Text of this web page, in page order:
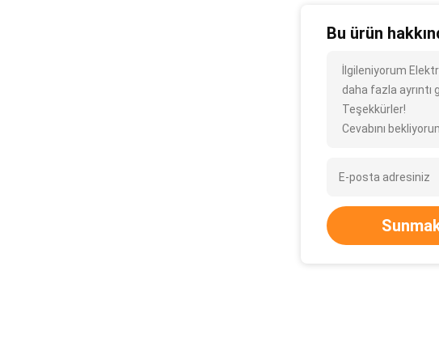
Bu ürün
İlgileniyorum
daha fazla ayrıntı
Teşekkürler!
Cevabını